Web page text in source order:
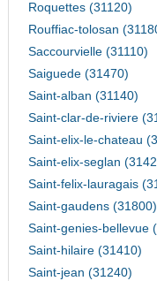
Roquettes (31120)
Rouffiac-tolosan
Saccourvielle (31110)
Saiguede (31470)
Saint-alban (31140)
Saint-clar-de-riviere
Saint-elix-le-chateau
Saint-elix-seglan
Saint-felix-lauragais
Saint-gaudens (31800)
Saint-genies-bellevue
Saint-hilaire (31410)
Saint-jean (31240)